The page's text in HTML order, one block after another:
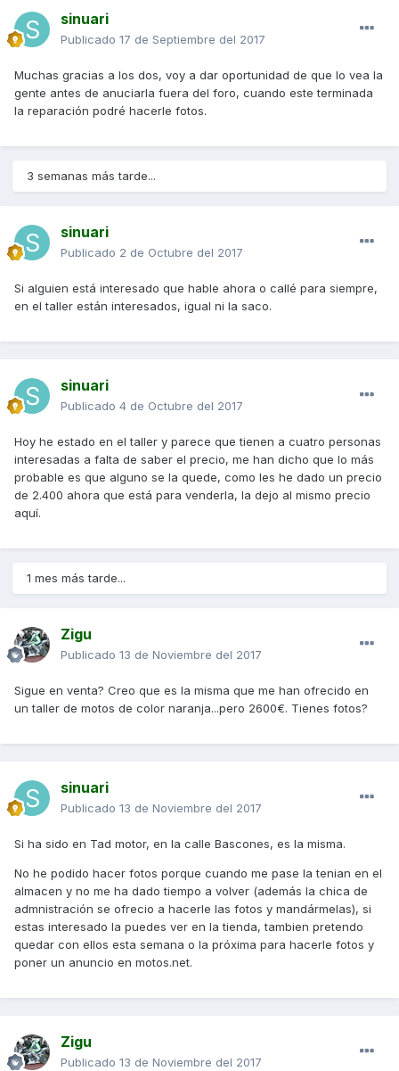
sinuari
Publicado 17 de Septiembre del 2017
Muchas gracias a los dos, voy a dar oportunidad de que lo vea la
gente antes de anuciarla fuera del foro, cuando este terminada
la reparación podré hacerle fotos.
3 semanas más tarde...
sinuari
Publicado 2 de Octubre del 2017
Si alguien está interesado que hable ahora o callé para siempre,
en el taller están interesados, igual ni la saco.
sinuari
Publicado 4 de Octubre del 2017
Hoy he estado en el taller y parece que tienen a cuatro personas
interesadas a falta de saber el precio, me han dicho que lo más
probable es que alguno se la quede, como les he dado un precio
de 2.400 ahora que está para venderla, la dejo al mismo precio
aquí.
1 mes más tarde...
Zigu
Publicado 13 de Noviembre del 2017
Sigue en venta? Creo que es la misma que me han ofrecido en
un taller de motos de color naranja...pero 2600€. Tienes fotos?
sinuari
Publicado 13 de Noviembre del 2017
Si ha sido en Tad motor, en la calle Bascones, es la misma.
No he podido hacer fotos porque cuando me pase la tenian en el
almacen y no me ha dado tiempo a volver (además la chica de
admnistración se ofrecio a hacerle las fotos y mandármelas), si
estas interesado la puedes ver en la tienda, tambien pretendo
quedar con ellos esta semana o la próxima para hacerle fotos y
poner un anuncio en motos.net.
Zigu
Publicado 13 de Noviembre del 2017